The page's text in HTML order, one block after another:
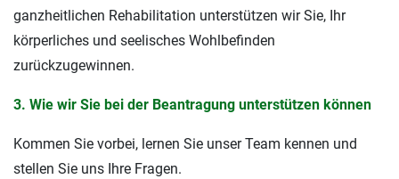
ganzheitlichen Rehabilitation unterstützen wir Sie, Ihr
körperliches und seelisches Wohlbefinden
zurückzugewinnen.
3. Wie wir Sie bei der Beantragung unterstützen können
Kommen Sie vorbei, lernen Sie unser Team kennen und
stellen Sie uns Ihre Fragen.